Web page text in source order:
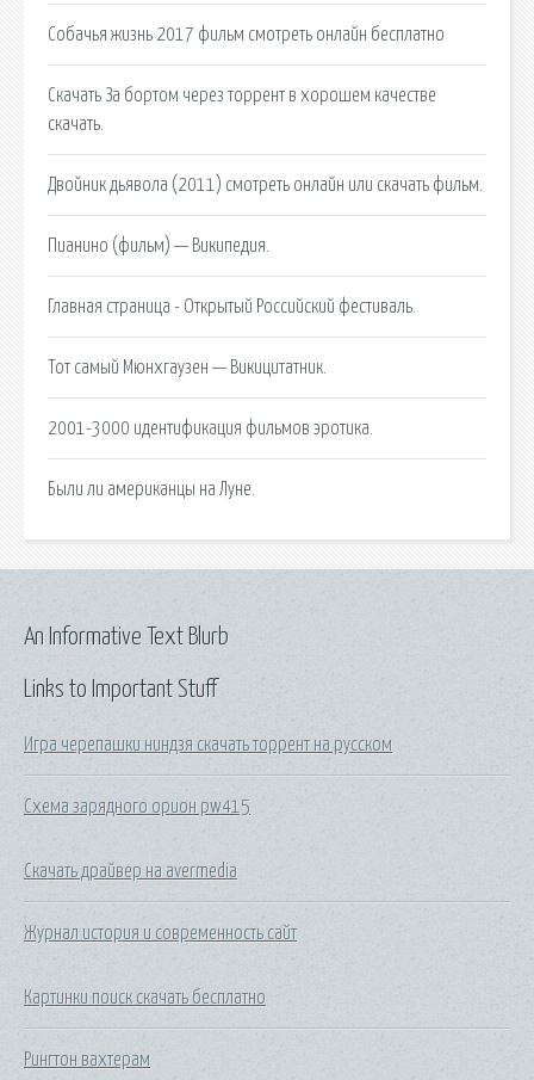
Собачья жизнь 2017 фильм смотреть онлайн бесплатно
Скачать За бортом через торрент в хорошем качестве
скачать.
Двойник дьявола (2011) смотреть онлайн или скачать фильм.
Пианино (фильм) — Википедия.
Главная страница - Открытый Российский фестиваль.
Тот самый Мюнхгаузен — Викицитатник.
2001-3000 идентификация фильмов эротика.
Были ли американцы на Луне.
Links to Important Stuff
Игра черепашки ниндзя скачать торрент на русском
Схема зарядного орион pw415
Скачать драйвер на avermedia
Журнал история и современность сайт
Картинки поиск скачать бесплатно
Рингтон вахтерам
An Informative Text Blurb